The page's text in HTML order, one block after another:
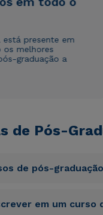
está presente em
melhores
graduação a
de Pós-
de pós-
quae ab illo
em um